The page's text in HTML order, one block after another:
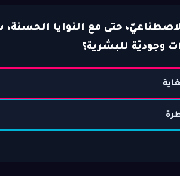
حتى مع النوايا الحسنة،
وجوديّة للبشرية؟